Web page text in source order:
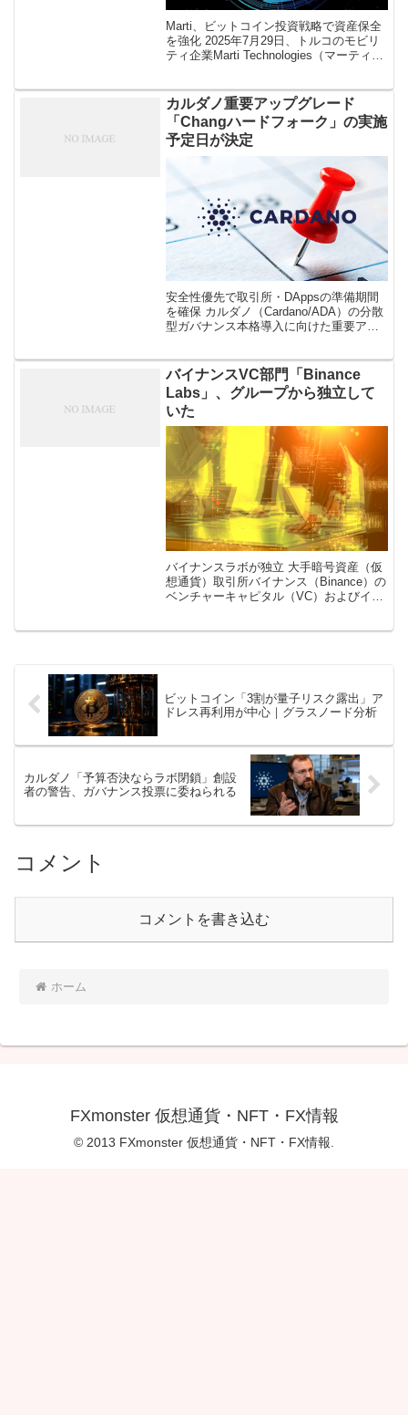
Marti、ビットコイン投資戦略で資産保全
を強化 2025年7月29日、トルコのモビリ
ティ企業Marti Technologies（マーティ・
る […]
カルダノ重要アップグレード
「Changハードフォーク」の実施
予定日が決定
安全性優先で取引所・DAppsの準備期間
を確保 カルダノ（Cardano/ADA）の分散
型ガバナンス本格導入に向けた重要アッ
されたことが明 […]
バイナンスVC部門「Binance
Labs」、グループから独立して
いた
バイナンスラボが独立 大手暗号資産（仮
想通貨）取引所バイナンス（Binance）の
ベンチャーキャピタル（VC）およびイン
ビットコイン「3割が量子リスク露出」ア
ドレス再利用が中心｜グラスノード分析
カルダノ「予算否決ならラボ閉鎖」創設
者の警告、ガバナンス投票に委ねられる
コメント
コメントを書き込む
ホーム
FXmonster 仮想通貨・NFT・FX情報
© 2013 FXmonster 仮想通貨・NFT・FX情報.